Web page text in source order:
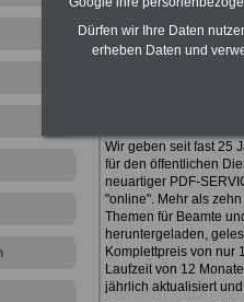
Wir geben seit fast 25
für den öffentlichen
neuartiger PDF-
"online". Mehr als
Themen für Beamte
heruntergeladen,
Komplettpreis von nur
Laufzeit von 12
jährlich aktualisiert
Dürfen wir Ihre Daten
erheben Daten und